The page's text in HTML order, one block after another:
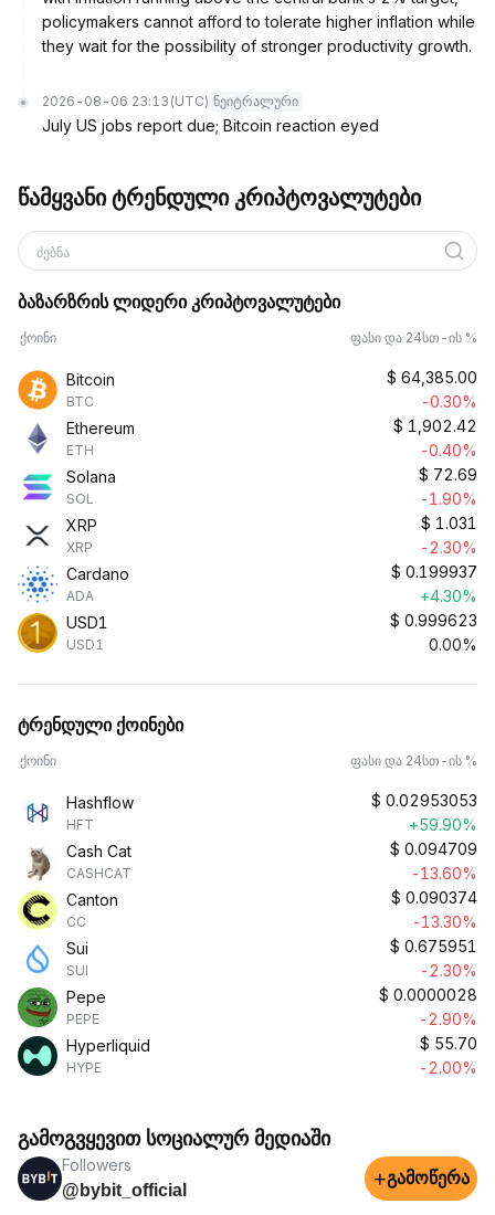
policymakers cannot afford to tolerate higher inflation while
they wait for the possibility of stronger productivity growth.
2026-08-06 23:13 (UTC) ნეიტრალური
July US jobs report due; Bitcoin reaction eyed
წამყვანი ტრენდული კრიპტოვალუტები
ძებნა
ბაზარზრის ლიდერი კრიპტოვალუტები
ქოინი ფასი და 24სთ-ის %
Bitcoin
BTC
$ 64,385.00
-0.30%
Ethereum
ETH
$ 1,902.42
-0.40%
Solana
SOL
$ 72.69
-1.90%
XRP
XRP
$ 1.031
-2.30%
Cardano
ADA
$ 0.199937
+4.30%
USD1
USD1
$ 0.999623
0.00%
ტრენდული ქოინები
ქოინი ფასი და 24სთ-ის %
Hashflow
HFT
$ 0.02953053
+59.90%
Cash Cat
CASHCAT
$ 0.094709
-13.60%
Canton
CC
$ 0.090374
-13.30%
Sui
SUI
$ 0.675951
-2.30%
Pepe
PEPE
$ 0.0000028
-2.90%
Hyperliquid
HYPE
$ 55.70
-2.00%
გამოგვყევით სოციალურ მედიაში
Followers
@bybit_official
+გამოწერა